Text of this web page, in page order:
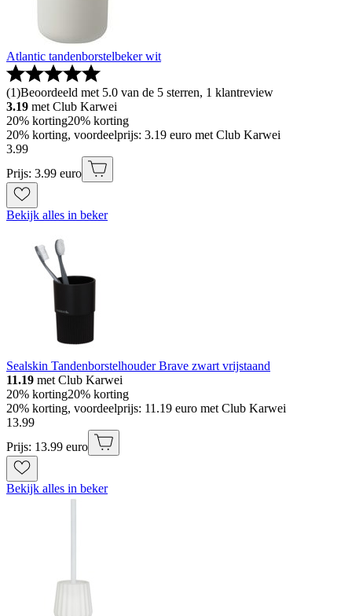
Atlantic tandenborstelbeker wit
(1)Beoordeeld met 5.0 van de 5 sterren, 1 klantreview
3.19 met Club Karwei
20% korting20% korting
20% korting, voordeelprijs: 3.19 euro met Club Karwei
3.99
Prijs: 3.99 euro
Bekijk alles in beker
Sealskin Tandenborstelhouder Brave zwart vrijstaand
11.19 met Club Karwei
20% korting20% korting
20% korting, voordeelprijs: 11.19 euro met Club Karwei
13.99
Prijs: 13.99 euro
Bekijk alles in beker